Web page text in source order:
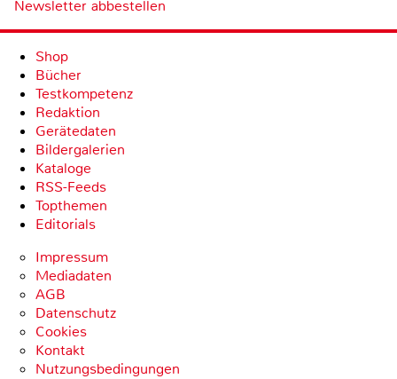
Newsletter abbestellen
Shop
Bücher
Testkompetenz
Redaktion
Gerätedaten
Bildergalerien
Kataloge
RSS-Feeds
Topthemen
Editorials
Impressum
Mediadaten
AGB
Datenschutz
Cookies
Kontakt
Nutzungsbedingungen